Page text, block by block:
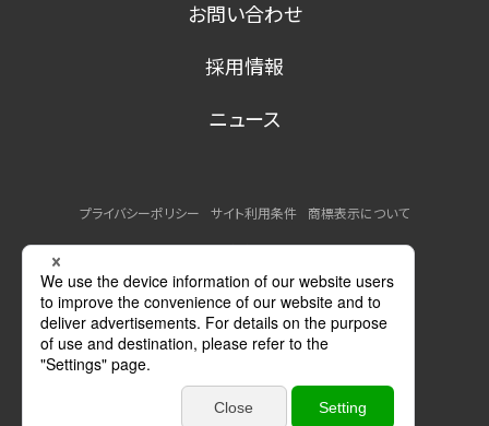
お問い合わせ
採用情報
ニュース
プライバシーポリシー サイト利用条件
商標表示について
MSDSの提供について